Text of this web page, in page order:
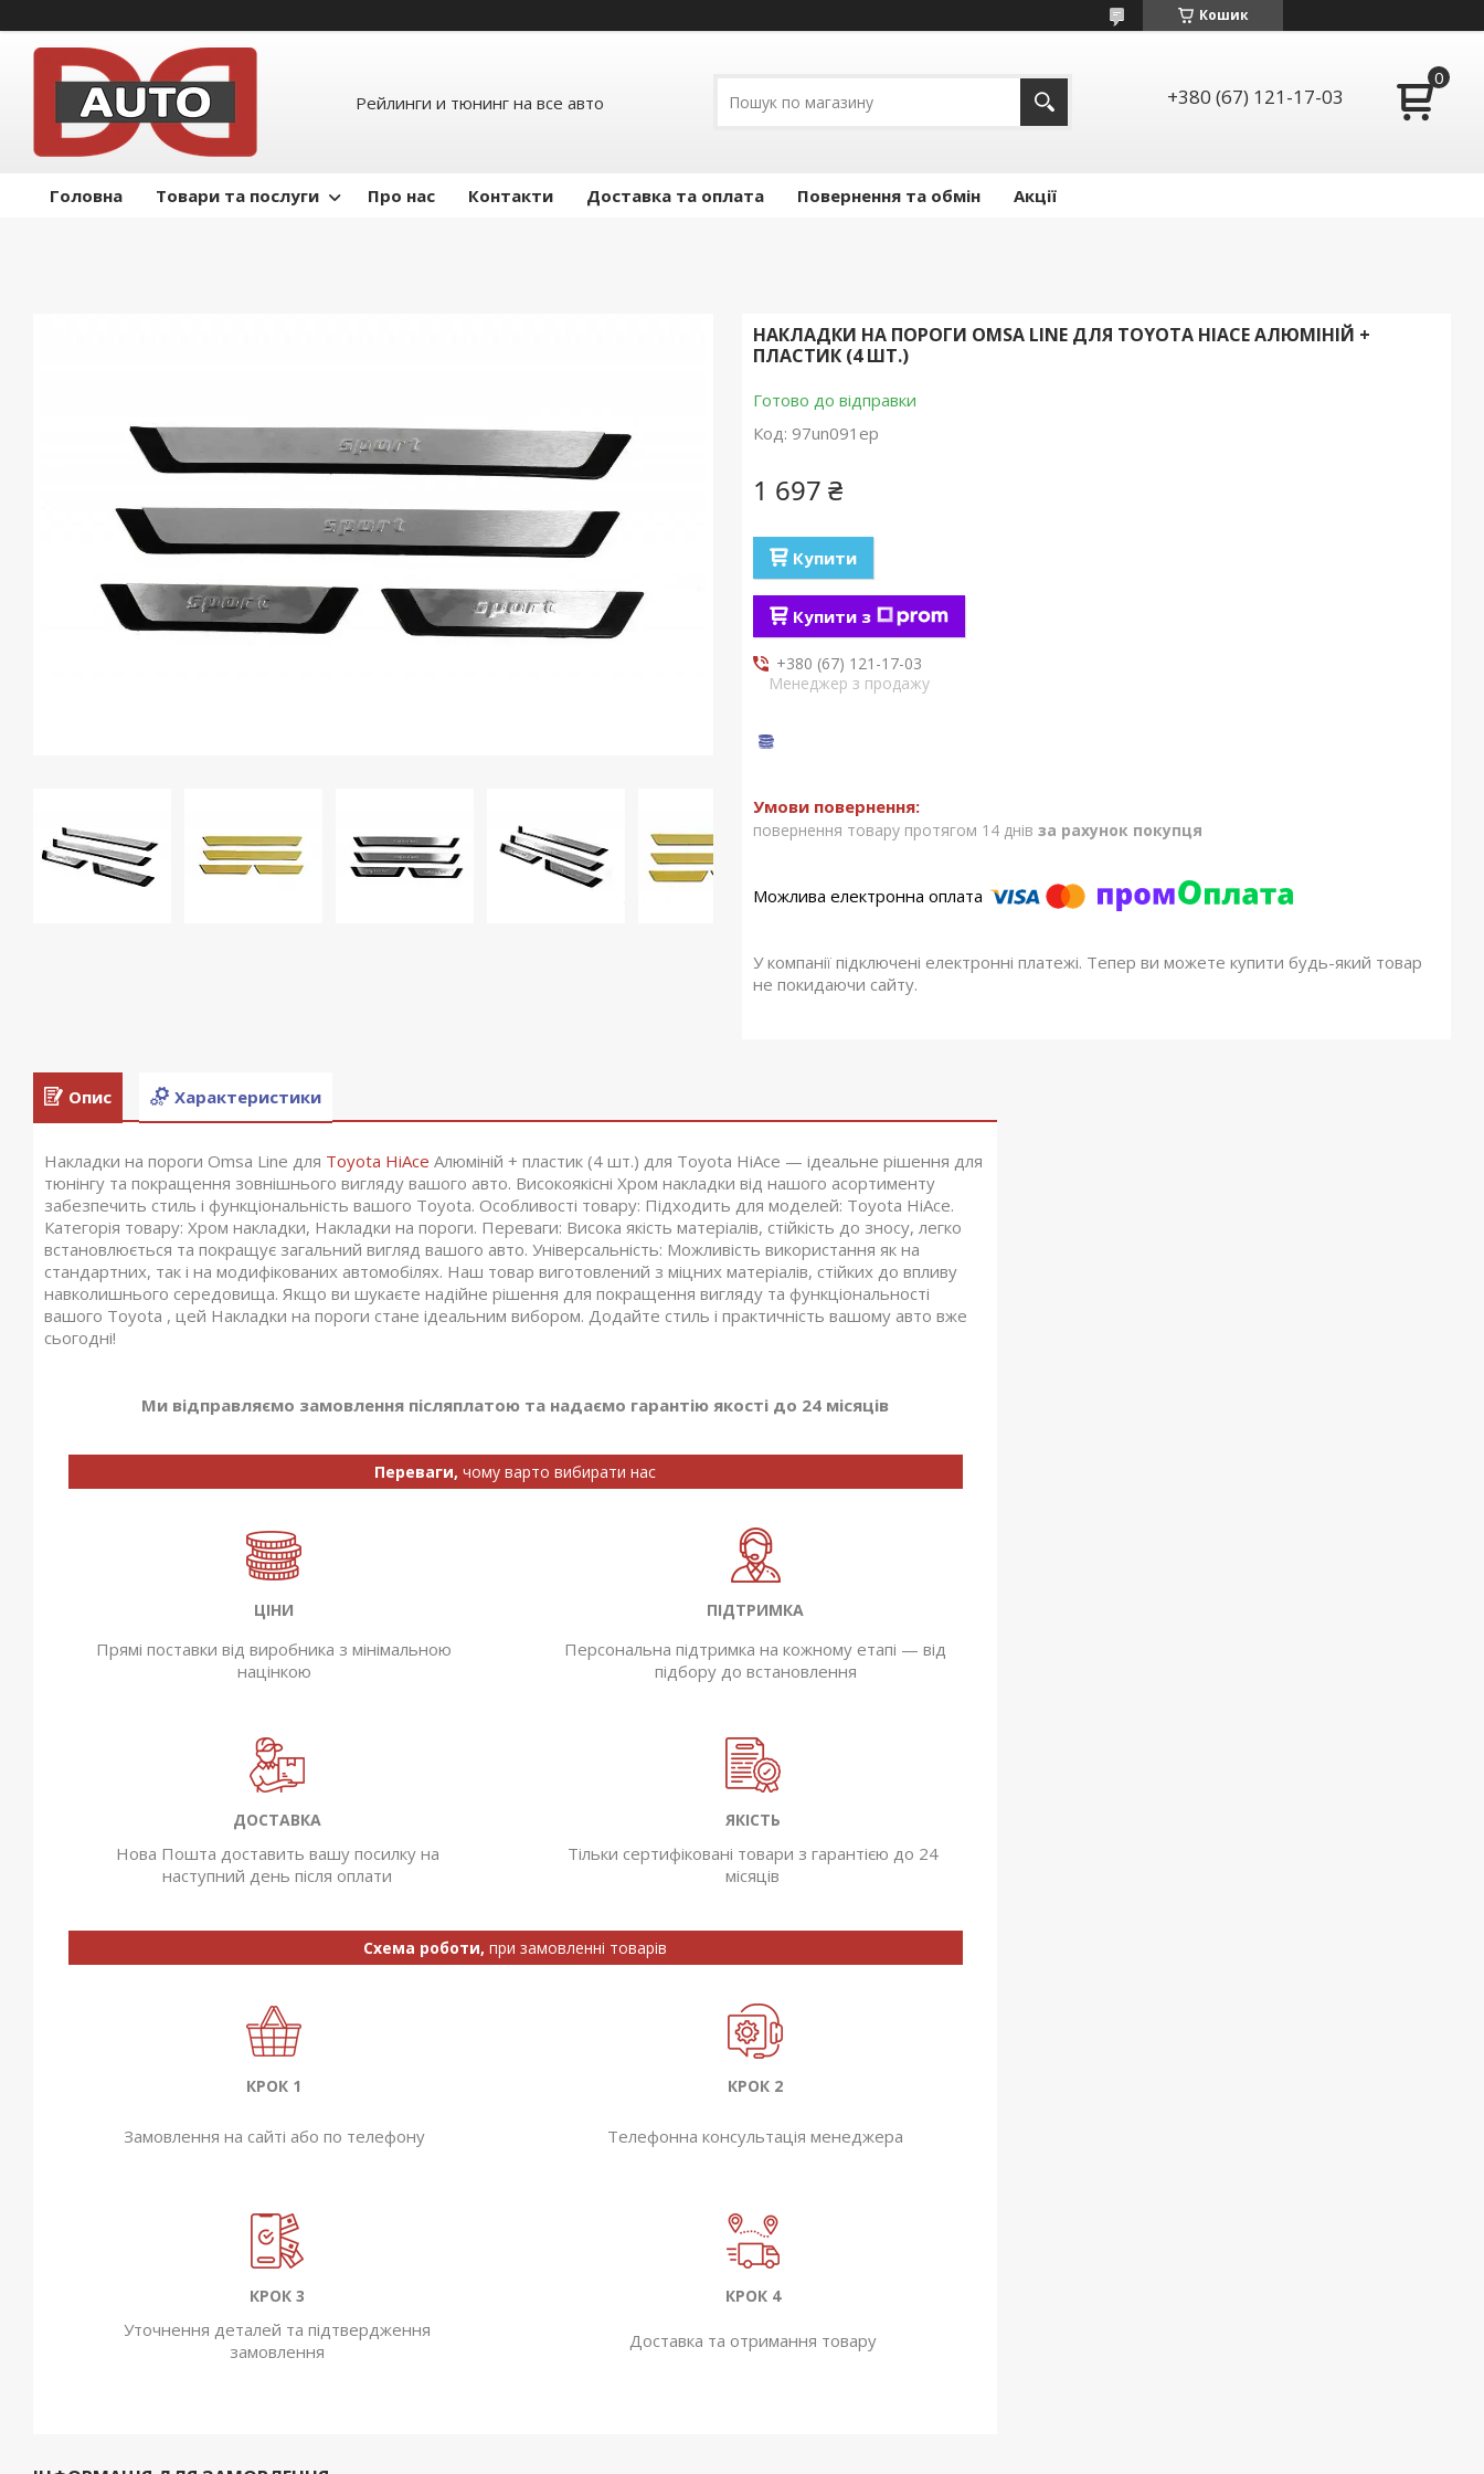
Кошик
Рейлинги и тюнинг на все авто +380 (67) 121-17-03
Головна Товари та послуги Про нас Контакти Доставка та оплата Повернення та обмін Акції
НАКЛАДКИ НА ПОРОГИ OMSA LINE ДЛЯ TOYOTA HIACE АЛЮМІНІЙ +
ПЛАСТИК (4 ШТ.)
Готово до відправки
Код: 97un091ep
1 697 ₴
Купити
Купити з
+380 (67) 121-17-03
Менеджер з продажу
повернення товару протягом 14 днів за рахунок покупця
У компанії підключені електронні платежі. Тепер ви можете купити будь-який товар
не покидаючи сайту.
Опис Характеристики
Накладки на пороги Omsa Line для Toyota HiAce Алюміній + пластик (4 шт.) для Toyota HiAce — ідеальне рішення для
тюнінгу та покращення зовнішнього вигляду вашого авто. Високоякісні Хром накладки від нашого асортименту
забезпечить стиль і функціональність вашого Toyota. Особливості товару: Підходить для моделей: Toyota HiAce.
Категорія товару: Хром накладки, Накладки на пороги. Переваги: Висока якість матеріалів, стійкість до зносу, легко
встановлюється та покращує загальний вигляд вашого авто. Універсальність: Можливість використання як на
стандартних, так і на модифікованих автомобілях. Наш товар виготовлений з міцних матеріалів, стійких до впливу
навколишнього середовища. Якщо ви шукаєте надійне рішення для покращення вигляду та функціональності
вашого Toyota , цей Накладки на пороги стане ідеальним вибором. Додайте стиль і практичність вашому авто вже
сьогодні!
Ми відправляємо замовлення післяплатою та надаємо гарантію якості до 24 місяців
Переваги,чому варто вибирати нас
ЦІНИ ПІДТРИМКА
Прямі поставки від виробника з мінімальною
націнкою
Персональна підтримка на кожному етапі — від
підбору до встановлення
ДОСТАВКА ЯКІСТЬ
Нова Пошта доставить вашу посилку на
наступний день після оплати
Тільки сертифіковані товари з гарантією до 24
місяців
Схема роботи,при замовленні товарів
КРОК 1 КРОК 2
Замовлення на сайті або по телефону Телефонна консультація менеджера
КРОК 3 КРОК 4
Уточнення деталей та підтвердження
замовлення
Доставка та отримання товару